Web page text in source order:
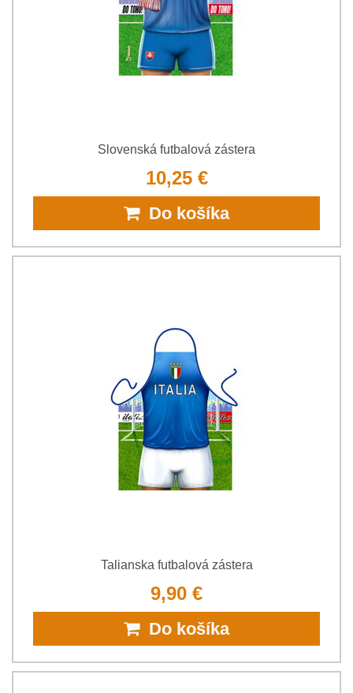
Slovenská futbalová zástera
10,25 €
Do košíka
Talianska futbalová zástera
9,90 €
Do košíka